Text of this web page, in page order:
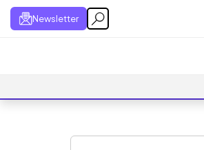
Newsletter